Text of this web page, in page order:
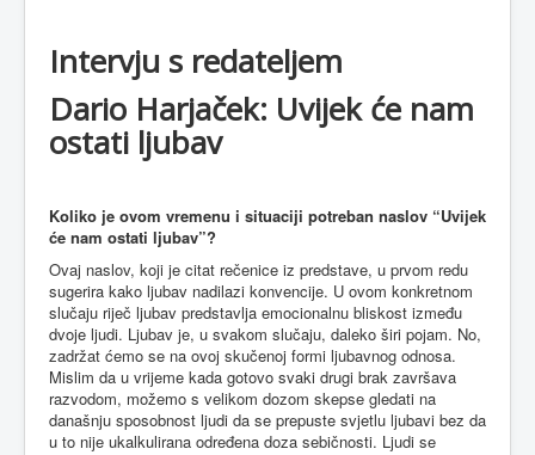
Intervju s redateljem
Dario Harjaček: Uvijek će nam
ostati ljubav
Koliko je ovom vremenu i situaciji potreban naslov “Uvijek
će nam ostati ljubav”?
Ovaj naslov, koji je citat rečenice iz predstave, u prvom redu
sugerira kako ljubav nadilazi konvencije. U ovom konkretnom
slučaju riječ ljubav predstavlja emocionalnu bliskost između
dvoje ljudi. Ljubav je, u svakom slučaju, daleko širi pojam. No,
zadržat ćemo se na ovoj skučenoj formi ljubavnog odnosa.
Mislim da u vrijeme kada gotovo svaki drugi brak završava
razvodom, možemo s velikom dozom skepse gledati na
današnju sposobnost ljudi da se prepuste svjetlu ljubavi bez da
u to nije ukalkulirana određena doza sebičnosti. Ljudi se